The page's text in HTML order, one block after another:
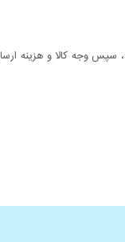
وجه کالا و هزینه